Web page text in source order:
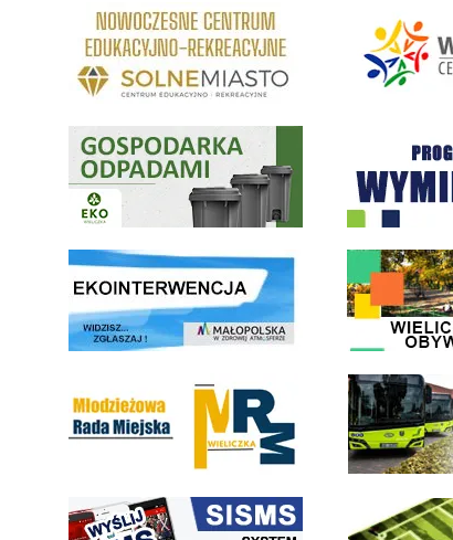
link do strony Centrum Edukacyjno Rekreacyjne
Gospodarka odpadami na terenie Miasta i Gminy Wieliczka
link do strony ekointerwencja dot.- powietrza link do strony -
link do strony
link do strony systemu wczesnego ostrzegania mieszkańców SISMS
link do opisu